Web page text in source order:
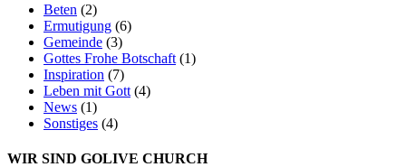
Beten (2)
Ermutigung (6)
Gemeinde (3)
Gottes Frohe Botschaft (1)
Inspiration (7)
Leben mit Gott (4)
News (1)
Sonstiges (4)
WIR SIND GOLIVE CHURCH